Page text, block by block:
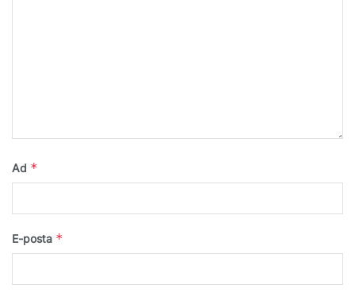
Ad *
E-posta *